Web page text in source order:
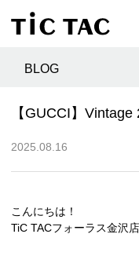
BLOG
【GUCCI】
2025.08.16
こんにちは！
TiC TACフォーラス金沢